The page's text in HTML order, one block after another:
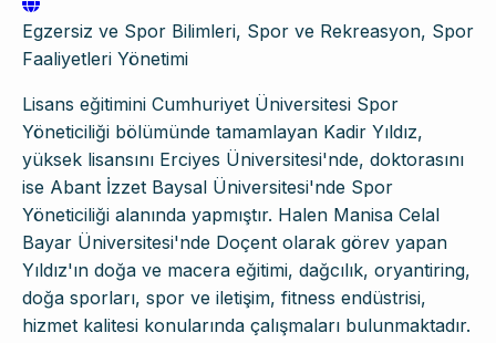
Egzersiz ve Spor Bilimleri, Spor ve Rekreasyon, Spor
Faaliyetleri Yönetimi
Lisans eğitimini Cumhuriyet Üniversitesi Spor
Yöneticiliği bölümünde tamamlayan Kadir Yıldız,
yüksek lisansını Erciyes Üniversitesi'nde, doktorasını
ise Abant İzzet Baysal Üniversitesi'nde Spor
Yöneticiliği alanında yapmıştır. Halen Manisa Celal
Bayar Üniversitesi'nde Doçent olarak görev yapan
Yıldız'ın doğa ve macera eğitimi, dağcılık, oryantiring,
doğa sporları, spor ve iletişim, fitness endüstrisi,
hizmet kalitesi konularında çalışmaları bulunmaktadır.